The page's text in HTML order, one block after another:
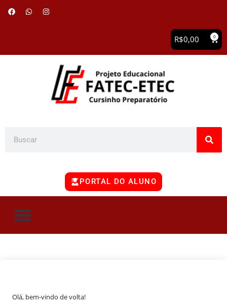
R$0,00 0
PORTAL DO ALUNO
Olá, bem-vindo de volta!